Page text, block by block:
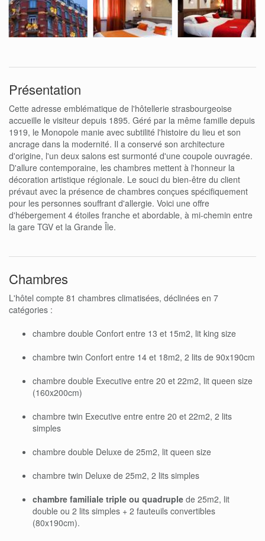
Présentation
Cette adresse emblématique de l'hôtellerie strasbourgeoise
accueille le visiteur depuis 1895. Géré par la même famille depuis
1919, le Monopole manie avec subtilité l'histoire du lieu et son
ancrage dans la modernité. Il a conservé son architecture
d'origine, l'un deux salons est surmonté d'une coupole ouvragée.
D'allure contemporaine, les chambres mettent à l'honneur la
décoration artistique régionale. Le souci du bien-être du client
prévaut avec la présence de chambres conçues spécifiquement
pour les personnes souffrant d'allergie. Voici une offre
d'hébergement 4 étoiles franche et abordable, à mi-chemin entre
la gare TGV et la Grande Île.
Chambres
L'hôtel compte 81 chambres climatisées, déclinées en 7
catégories :
chambre double Confort entre 13 et 15m2, lit king size
chambre twin Confort entre 14 et 18m2, 2 lits de 90x190cm
chambre double Executive entre 20 et 22m2, lit queen size
(160x200cm)
chambre twin Executive entre entre 20 et 22m2, 2 lits
simples
chambre double Deluxe de 25m2, lit queen size
chambre twin Deluxe de 25m2, 2 lits simples
chambre familiale triple ou quadruple de 25m2, lit
double ou 2 lits simples + 2 fauteuils convertibles
(80x190cm).